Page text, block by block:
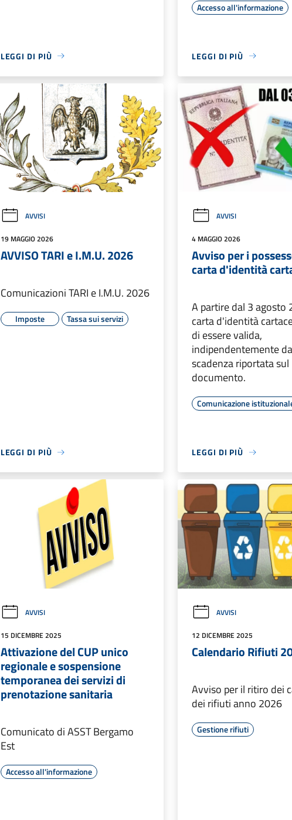
LEGGI DI PIÙ
Accesso all'informazione
LEGGI DI PIÙ
AVVISI
19 MAGGIO 2026
AVVISO TARI e I.M.U. 2026
Comunicazioni TARI e I.M.U. 2026
Imposte Tassa sui servizi
LEGGI DI PIÙ
AVVISI
4 MAGGIO 2026
Avviso per i
carta d'identità
A partire dal 3 agosto
carta d'identità
di essere valida,
indipendentemente
scadenza riportata sul
documento.
Comunicazione
LEGGI DI PIÙ
AVVISI
15 DICEMBRE 2025
Attivazione del CUP unico
regionale e sospensione
temporanea dei servizi di
prenotazione sanitaria
Comunicato di ASST Bergamo
Est
Accesso all'informazione
AVVISI
12 DICEMBRE 2025
Calendario Rifiuti
Avviso per il ritiro dei
dei rifiuti anno 2026
Gestione rifiuti